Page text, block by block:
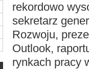
rekordowo
sekretarz
Rozwoju,
Outlook,
rynkach pracy